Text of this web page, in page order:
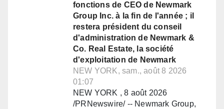
fonctions de CEO de Newmark
Group Inc. à la fin de l'année ; il
restera président du conseil
d'administration de Newmark &
Co. Real Estate, la société
d'exploitation de Newmark
NEW YORK, sam., août 8 2026
01:07
NEW YORK , 8 août 2026
/PRNewswire/ -- Newmark Group,